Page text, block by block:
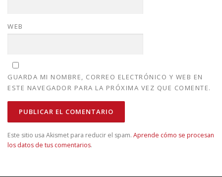
WEB
GUARDA MI NOMBRE, CORREO ELECTRÓNICO Y WEB EN
ESTE NAVEGADOR PARA LA PRÓXIMA VEZ QUE COMENTE.
Este sitio usa Akismet para reducir el spam. Aprende cómo se procesan
los datos de tus comentarios.